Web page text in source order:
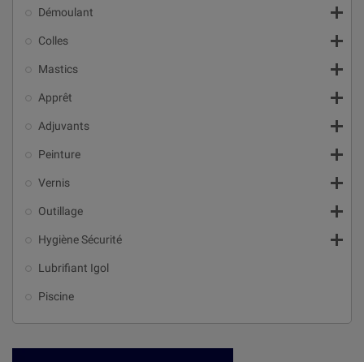
Démoulant 
Colles 
Mastics 
Apprêt 
Adjuvants 
Peinture 
Vernis 
Outillage 
Hygiène Sécurité 
Lubrifiant Igol
Piscine